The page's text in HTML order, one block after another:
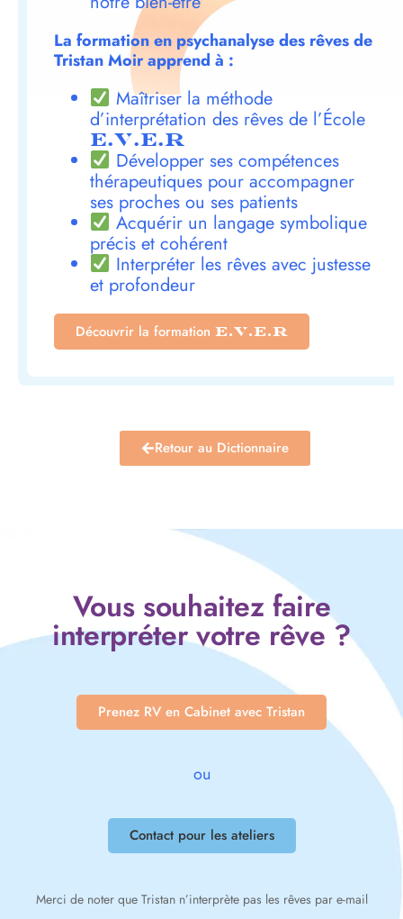
La formation en psychanalyse des rêves de
Tristan Moir apprend à :
Maîtriser la méthode
d’interprétation des rêves de l’École
E.V.E.R
Développer ses compétences
thérapeutiques pour accompagner
ses proches ou ses patients
Acquérir un langage symbolique
précis et cohérent
Interpréter les rêves avec justesse
et profondeur
Découvrir la formation E.V.E.R
Retour au Dictionnaire
Vous souhaitez faire
interpréter votre rêve ?
Prenez RV en Cabinet avec Tristan
ou
Contact pour les ateliers
Merci de noter que Tristan n’interprète pas les rêves par e-mail